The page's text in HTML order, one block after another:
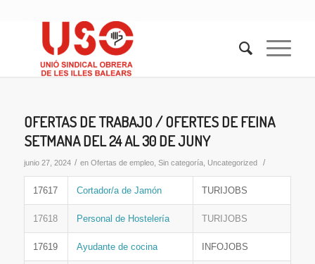
OFERTAS DE TRABAJO / OFERTES DE FEINA
SETMANA DEL 24 AL 30 DE JUNY
junio 27, 2024 / en Ofertas de empleo, Sin categoría, Uncategorized /
17617 Cortador/a de Jamón TURIJOBS
17618 Personal de Hostelería TURIJOBS
17619 Ayudante de cocina INFOJOBS